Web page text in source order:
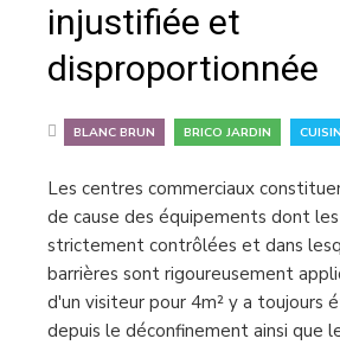
injustifiée et
disproportionnée
BLANC BRUN BRICO JARDIN
Les centres commerciaux
de cause des équipements dont
strictement contrôlées et dans
barrières sont rigoureusement
d'un visiteur pour 4m² y a toujours
depuis le déconfinement ainsi que